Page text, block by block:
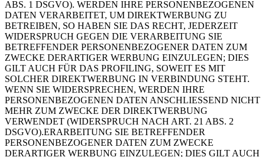
ABS. 1 DSGVO). WERDEN IHRE PERSONENBEZOGENEN
DATEN VERARBEITET, UM DIREKTWERBUNG ZU
BETREIBEN, SO HABEN SIE DAS RECHT, JEDERZEIT
WIDERSPRUCH GEGEN DIE VERARBEITUNG SIE
BETREFFENDER PERSONENBEZOGENER DATEN ZUM
ZWECKE DERARTIGER WERBUNG EINZULEGEN; DIES
GILT AUCH FÜR DAS PROFILING, SOWEIT ES MIT
SOLCHER DIREKTWERBUNG IN VERBINDUNG STEHT.
WENN SIE WIDERSPRECHEN, WERDEN IHRE
PERSONENBEZOGENEN DATEN ANSCHLIESSEND NICHT
MEHR ZUM ZWECKE DER DIREKTWERBUNG
VERWENDET (WIDERSPRUCH NACH ART. 21 ABS. 2
DSGVO).ERARBEITUNG SIE BETREFFENDER
PERSONENBEZOGENER DATEN ZUM ZWECKE
DERARTIGER WERBUNG EINZULEGEN; DIES GILT AUCH